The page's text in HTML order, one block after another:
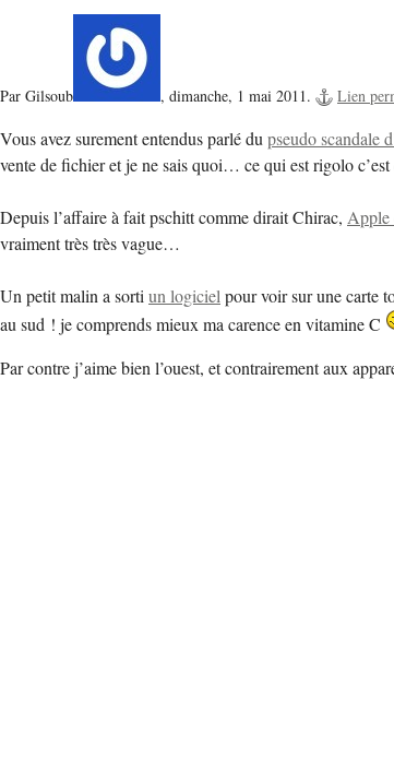
Par Gilsoub , dimanche, 1 mai 2011. Lien
Vous avez surement entendus parlé dupseudo scandale
vente de fichier et je ne sais quoi… ce qui est rigolo
Depuis l’affaire à fait pschitt comme dirait Chirac, Apple
vraiment très très vague…
Un petit malin a sortiun logicielpour voir sur une carte
au sud ! je comprends mieux ma carence en vitamine C
Par contre j’aime bien l’ouest, et contrairement aux